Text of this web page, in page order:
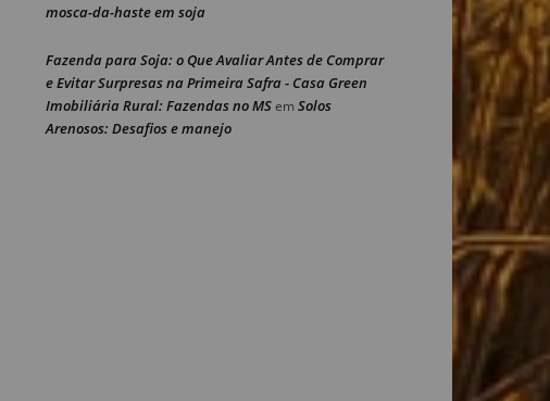
mosca-da-haste em soja
Fazenda para Soja: o Que Avaliar Antes de Comprar
e Evitar Surpresas na Primeira Safra - Casa Green
Imobiliária Rural: Fazendas no MSem Solos
Arenosos: Desafios e manejo